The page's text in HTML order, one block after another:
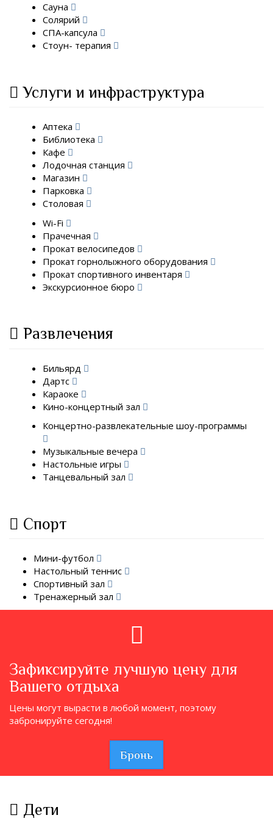
Сауна
Солярий
СПА-капсула
Стоун- терапия
Услуги и инфраструктура
Аптека
Библиотека
Кафе
Лодочная станция
Магазин
Парковка
Столовая
Wi-Fi
Прачечная
Прокат велосипедов
Прокат горнолыжного оборудования
Прокат спортивного инвентаря
Экскурсионное бюро
Развлечения
Бильярд
Дартс
Караоке
Кино-концертный зал
Концертно-развлекательные шоу-программы
Музыкальные вечера
Настольные игры
Танцевальный зал
Спорт
Мини-футбол
Настольный теннис
Спортивный зал
Тренажерный зал
Зафиксируйте лучшую цену для
Вашего отдыха
Цены могут вырасти в любой момент, поэтому
забронируйте сегодня!
Бронь
Дети